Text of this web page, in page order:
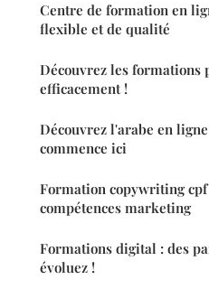
Centre de formation en
flexible et de qualité
Découvrez les formations
efficacement !
Découvrez l'arabe en
commence ici
Formation copywriting cpf
compétences marketing
Formations digital : des
évoluez !